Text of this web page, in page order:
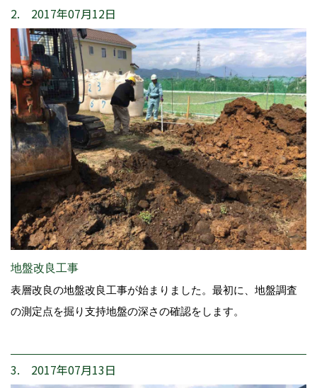
2. 2017年07月12日
地盤改良工事
表層改良の地盤改良工事が始まりました。最初に、地盤調査
の測定点を掘り支持地盤の深さの確認をします。
3. 2017年07月13日